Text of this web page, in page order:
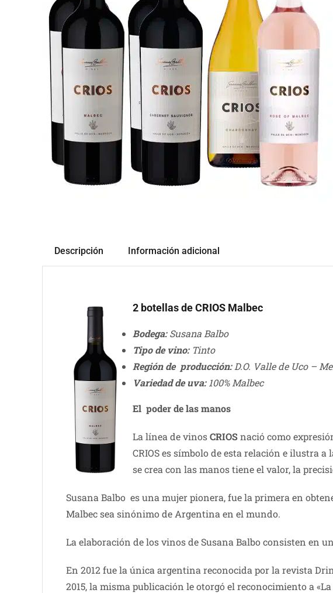
Descripción Información adicional
2 botellas de CRIOS Malbec
Bodega:Susana Balbo
Tipo de vino: Tinto
Región de producción:D.O. Valle de Uco –
Variedad de uva:100% Malbec
El poder de las manos
La línea de vinosCRIOSnació como
CRIOS es símbolo de esta relación e ilustra
se crea con las manos tiene el valor, la
Susana Balbo es una mujer pionera, fue la primera en
Malbec sea sinónimo de Argentina en el mundo.
La elaboración de los vinos de Susana Balbo consisten en
En 2012 fue la única argentina reconocida por la revista
2015, la misma publicación le otorgó el reconocimiento a